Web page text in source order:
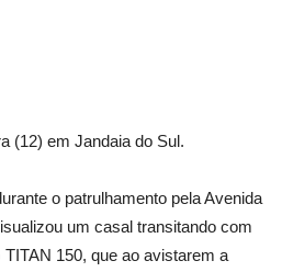
(12) em Jandaia do Sul.
o patrulhamento pela Avenida
um casal transitando com
150, que ao avistarem a